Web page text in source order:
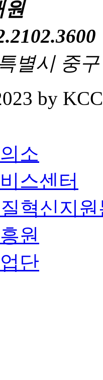
원
별시 중
by
소
스센터
혁신지
원
단